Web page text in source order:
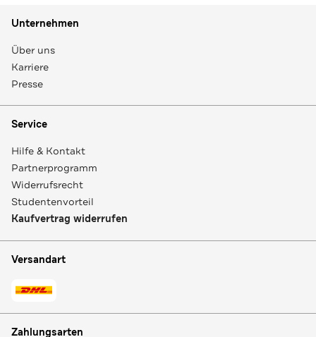
Unternehmen
Über uns
Karriere
Presse
Service
Hilfe & Kontakt
Partnerprogramm
Widerrufsrecht
Studentenvorteil
Kaufvertrag widerrufen
Versandart
Zahlungsarten